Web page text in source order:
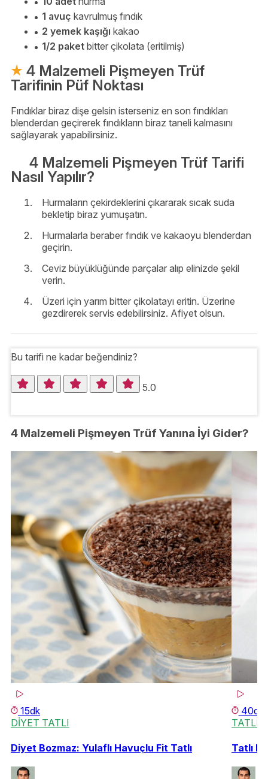
1 avuç kavrulmuş fındık
2 yemek kaşığı kakao
1/2 paket bitter çikolata (eritilmiş)
4 Malzemeli Pişmeyen Trüf
Tarifinin Püf Noktası
Fındıklar biraz dişe gelsin isterseniz en son fındıkları
blenderdan geçirerek fındıkların biraz taneli kalmasını
sağlayarak yapabilirsiniz.
4 Malzemeli Pişmeyen Trüf Tarifi
Nasıl Yapılır?
Hurmaların çekirdeklerini çıkararak sıcak suda
bekletip biraz yumuşatın.
Hurmalarla beraber fındık ve kakaoyu blenderdan
geçirin.
Ceviz büyüklüğünde parçalar alıp elinizde şekil
verin.
Üzeri için yarım bitter çikolatayı eritin. Üzerine
gezdirerek servis edebilirsiniz. Afiyet olsun.
Bu tarifi ne kadar beğendiniz?
5.0
4 Malzemeli Pişmeyen Trüf Yanına İyi Gider?
15dk
DİYET TATLI
Diyet Bozmaz: Yulaflı Havuçlu Fit Tatlı
40dk
TATLI
Tatlı